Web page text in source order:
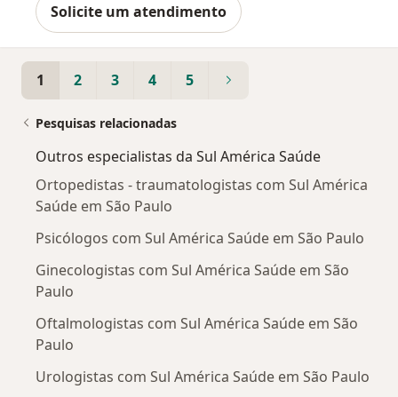
Solicite um atendimento
1 2 3 4 5
Pesquisas relacionadas
Outros especialistas da Sul América Saúde
Ortopedistas - traumatologistas com Sul América
Saúde em São Paulo
Psicólogos com Sul América Saúde em São Paulo
Ginecologistas com Sul América Saúde em São
Paulo
Oftalmologistas com Sul América Saúde em São
Paulo
Urologistas com Sul América Saúde em São Paulo